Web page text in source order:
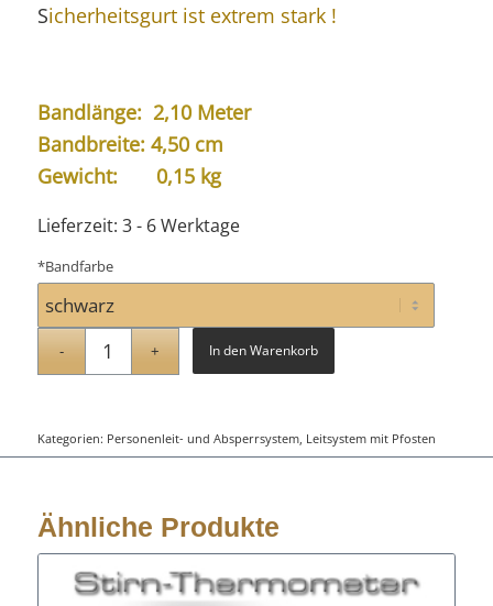
Sicherheitsgurt ist extrem stark !
Bandlänge: 2,10 Meter
Bandbreite: 4,50 cm
Gewicht: 0,15 kg
Lieferzeit: 3 - 6 Werktage
*Bandfarbe
In den Warenkorb
Kategorien: Personenleit- und Absperrsystem, Leitsystem mit Pfosten
Ähnliche Produkte